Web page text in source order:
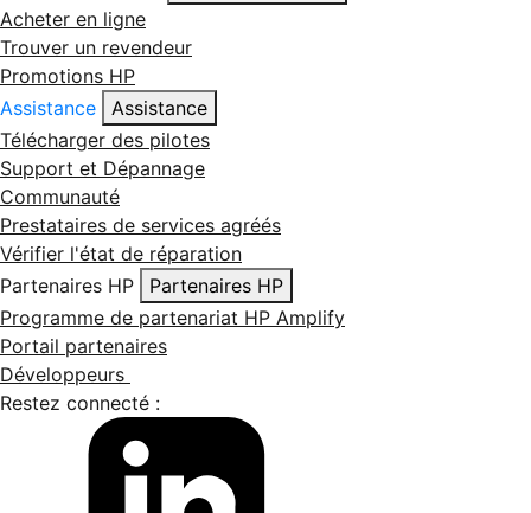
Acheter en ligne
Trouver un revendeur
Promotions HP
Assistance
Assistance
Télécharger des pilotes
Support et Dépannage
Communauté
Prestataires de services agréés
Vérifier l'état de réparation
Partenaires HP
Partenaires HP
Programme de partenariat HP Amplify
Portail partenaires
Développeurs
Restez connecté :